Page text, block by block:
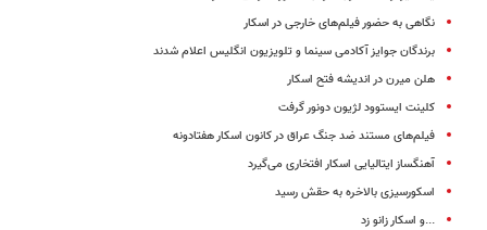
نگاهی به حضور فیلم‌های خارجی در اسکار
برندگان جوایز آکادمی سینما و تلویزیون انگلیس اعلام شدند
هلن میرن در اندیشه فتح اسکار
کلینت ایستوود لژیون دونور گرفت
فیلم‌های مستند ضد جنگ عراق در کانون اسکار هفتادونه
آهنگساز ایتالیایی اسکار افتخاری می‌گیرد
اسکورسیزی بالاخره به حقش رسید
...و اسکار زانو زد